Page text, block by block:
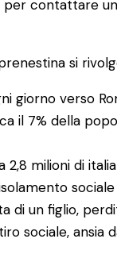
contattare
si
giorno verso
il 7% della
2,8 milioni di
sociale
di un figlio,
sociale, ansia